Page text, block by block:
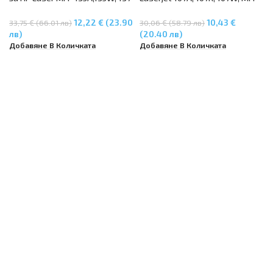
33,75 € (66.01 лв)12,22 € (23.90
лв)
Добавяне В Количката
137FNV
30,06 € (58.79 лв)10,43 €
(20.40 лв)
Добавяне В Количката